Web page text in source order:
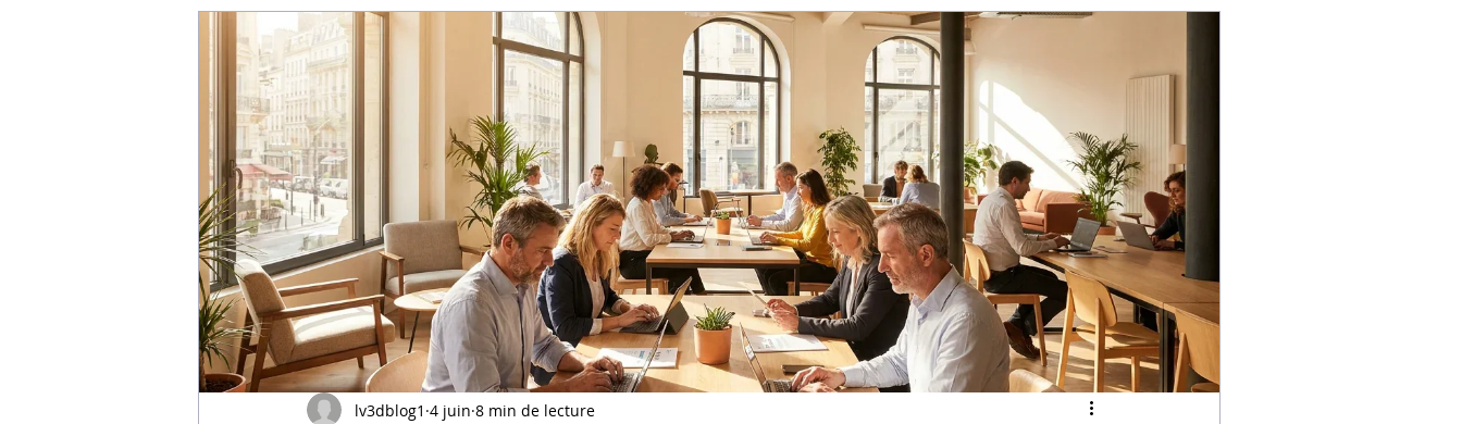
impression 3D à la demande Accessoires imprimante 3D professionelle imprimante 3D CREALITY
objet 3D Formation impression 3D SCANNER 3D impression 3D
certifiée QUALIOPI Refaire une piece en 3D Formation 3D en ligne. Formation 3D CPF CREALITY,
Creality Hi combo Artillery M1 Pro Filament PLA Service administratif en ligne Secrétaire en Ligne
Vidéos sur l'impression 3D, Artillery M1 pro Creality HI combo Filament PETG
lv3dblog1 4 juin 8 min de lecture